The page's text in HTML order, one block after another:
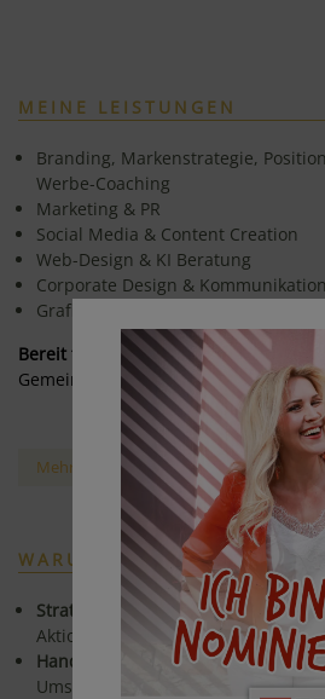
MEINE LEISTUNGEN
Branding, Markenstrategie,
Werbe-Coaching
Marketing & PR
Social Media & Content Creation
Web-Design & KI Beratung
Corporate Design &
Grafik Design & Drucksorten
Bereit für mehr Sichtbarkeit?
Gemeinsam bringen wir deine Marke
Mehr über meine Leistungen
WARUM MIT MIR?
Strategisch & kreativ:Konzepte mit
Aktionismus.
Hands-on & pragmatisch:Klare
Umsetzung.